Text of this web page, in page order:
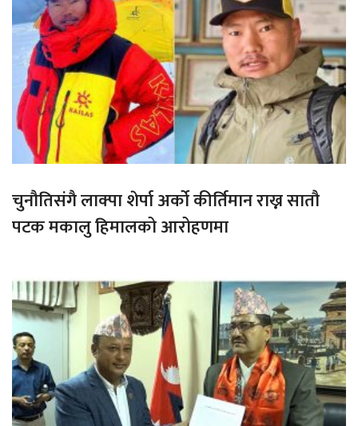
चुनौतिसंगै लाक्पा शेर्पा अर्को कीर्तिमान राख्न सातौ
पटक मकालु हिमालको आरोहणमा